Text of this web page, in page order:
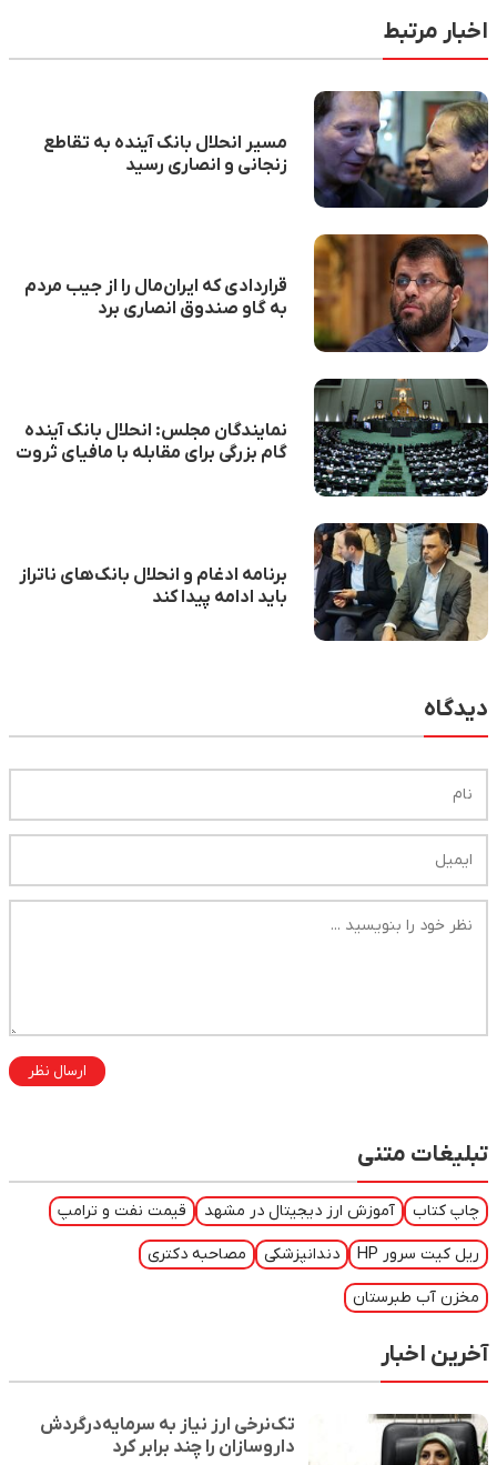
اخبار مرتبط
مسیر انحلال بانک آینده به تقاطع
زنجانی و انصاری رسید
قراردادی که ایران‌مال را از جیب مردم
به گاو صندوق انصاری برد
نمایندگان مجلس: انحلال بانک آینده
گام بزرگی برای مقابله با مافیای ثروت
برنامه ادغام و انحلال بانک‌های ناتراز
باید ادامه پیدا کند
دیدگاه
ارسال نظر
تبلیغات متنی
چاپ کتاب آموزش ارز دیجیتال در مشهد قیمت نفت و ترامپ
ریل کیت سرور HP دندانپزشکی مصاحبه دکتری
مخزن آب طبرستان
آخرین اخبار
تک‌نرخی ارز نیاز به سرمایه‌درگردش
داروسازان را چند برابر کرد